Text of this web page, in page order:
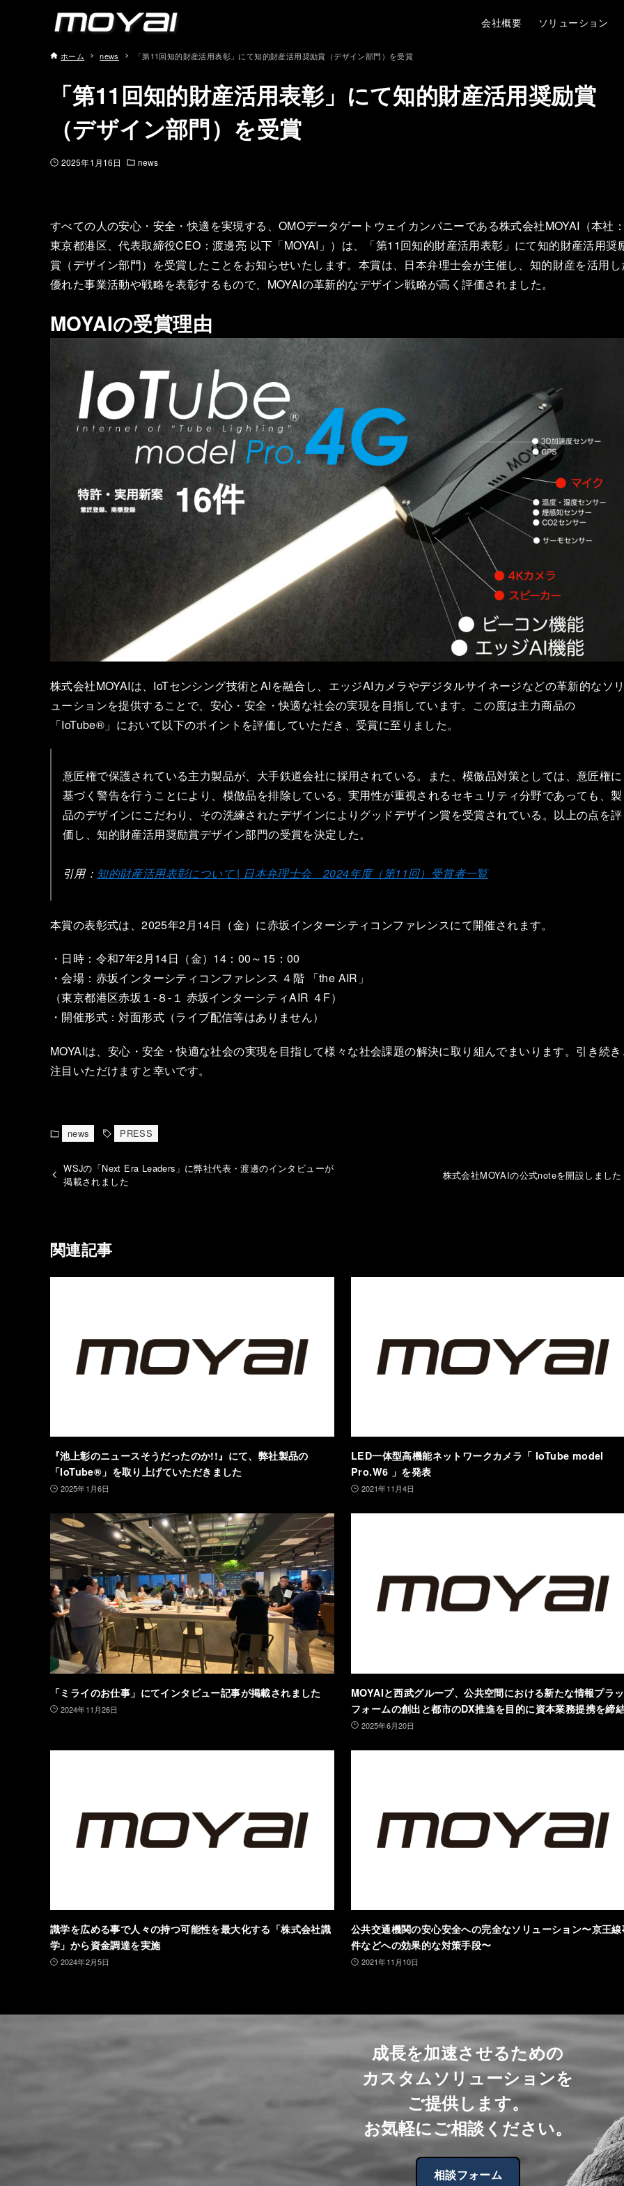
会社概要 ソリューション
ホーム news 「第11回知的財産活用表彰」にて知的財産活用奨励賞（デザイン部門）を受賞
「第11回知的財産活用表彰」にて知的財産活用奨励賞
（デザイン部門）を受賞
2025年1月16日 news
すべての人の安心・安全・快適を実現する、OMOデータゲートウェイカンパニーである株式会社MOYAI（本社
東京都港区、代表取締役CEO：渡邊亮 以下「MOYAI」）は、「第11回知的財産活用表彰」にて知的財産活用奨
賞（デザイン部門）を受賞したことをお知らせいたします。本賞は、日本弁理士会が主催し、知的財産を活用
優れた事業活動や戦略を表彰するもので、MOYAIの革新的なデザイン戦略が高く評価されました。
MOYAIの受賞理由
株式会社MOYAIは、IoTセンシング技術とAIを融合し、エッジAIカメラやデジタルサイネージなどの革新的なソ
ューションを提供することで、安心・安全・快適な社会の実現を目指しています。この度は主力商品の
「IoTube®」において以下のポイントを評価していただき、受賞に至りました。
意匠権で保護されている主力製品が、大手鉄道会社に採用されている。また、模倣品対策としては、意匠権に
基づく警告を行うことにより、模倣品を排除している。実用性が重視されるセキュリティ分野であっても、製
品のデザインにこだわり、その洗練されたデザインによりグッドデザイン賞を受賞されている。以上の点を評
価し、知的財産活用奨励賞デザイン部門の受賞を決定した。
引用： 知的財産活用表彰について | 日本弁理士会 2024年度（第11回）受賞者一覧
本賞の表彰式は、2025年2月14日（金）に赤坂インターシティコンファレンスにて開催されます。
・日時：令和7年2月14日（金）14：00～15：00
・会場：赤坂インターシティコンファレンス ４階 「the AIR」
（東京都港区赤坂１-８-１ 赤坂インターシティAIR ４F）
・開催形式：対面形式（ライブ配信等はありません）
MOYAIは、安心・安全・快適な社会の実現を目指して様々な社会課題の解決に取り組んでまいります。引き続
注目いただけますと幸いです。
news PRESS
WSJの「Next Era Leaders」に弊社代表・渡邊のインタビューが
掲載されました
株式会社MOYAIの公式noteを開設しました
関連記事
『池上彰のニュースそうだったのか!!』にて、弊社製品の
「IoTube®」を取り上げていただきました
2025年1月6日
LED一体型高機能ネットワークカメラ「 IoTube model
Pro.W6 」を発表
2021年11月4日
「ミライのお仕事」にてインタビュー記事が掲載されました
2024年11月26日
MOYAIと西武グループ、公共空間における新たな情報プラ
フォームの創出と都市のDX推進を目的に資本業務提携を締
2025年6月20日
識学を広める事で人々の持つ可能性を最大化する「株式会社識
学」から資金調達を実施
2024年2月5日
公共交通機関の安心安全への完全なソリューション〜京王
件などへの効果的な対策手段〜
2021年11月10日
成長を加速させるための
カスタムソリューションを
ご提供します。
お気軽にご相談ください。
相談フォーム